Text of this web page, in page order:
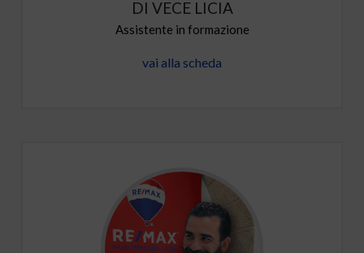
DI VECE LICIA
Assistente in formazione
vai alla scheda